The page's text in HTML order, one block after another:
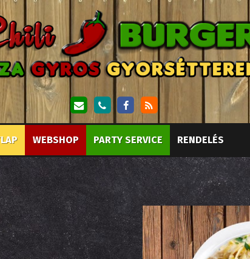
WEBSHOP PARTY SERVICE RENDELÉS